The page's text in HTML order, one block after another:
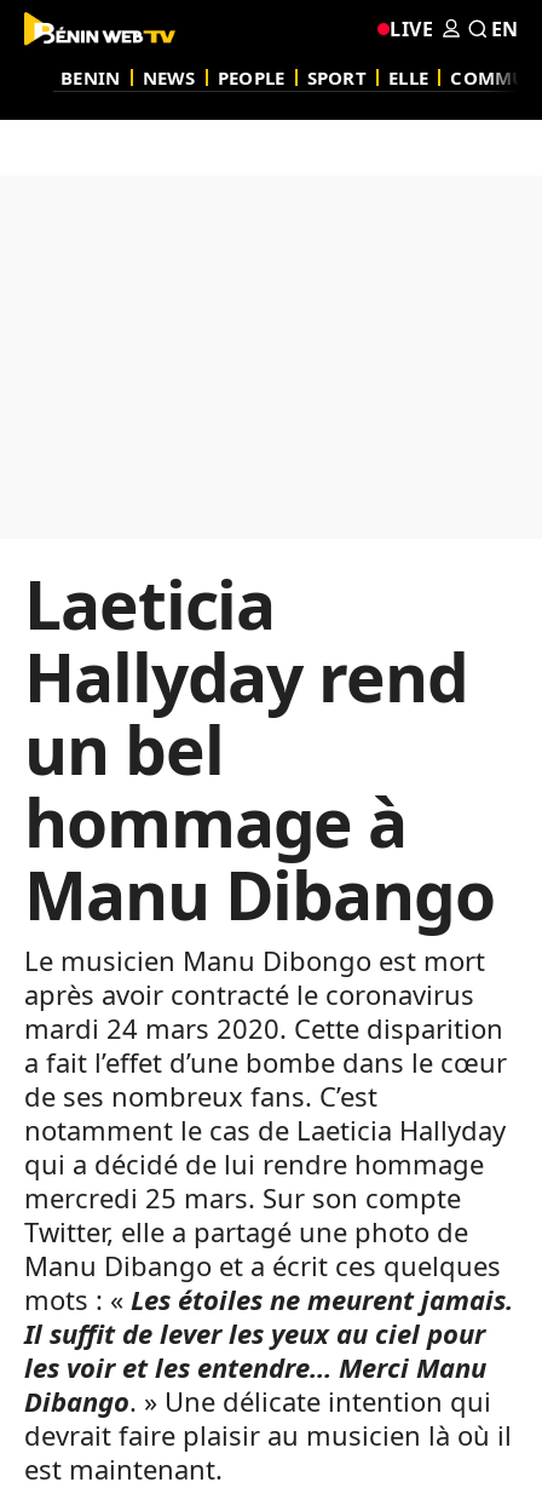
BENIN NEWS PEOPLE SPORT ELLE
LIVE EN
Laeticia
Hallyday rend
un bel
hommage à
Manu Dibango
Le musicien Manu Dibongo est mort
après avoir contracté le coronavirus
mardi 24 mars 2020. Cette disparition
a fait l’effet d’une bombe dans le cœur
de ses nombreux fans. C’est
notamment le cas de Laeticia Hallyday
qui a décidé de lui rendre hommage
mercredi 25 mars. Sur son compte
Twitter, elle a partagé une photo de
Manu Dibango et a écrit ces quelques
mots : « Les étoiles ne meurent jamais.
Il suffit de lever les yeux au ciel pour
les voir et les entendre… Merci Manu
Dibango. » Une délicate intention qui
devrait faire plaisir au musicien là où il
est maintenant.